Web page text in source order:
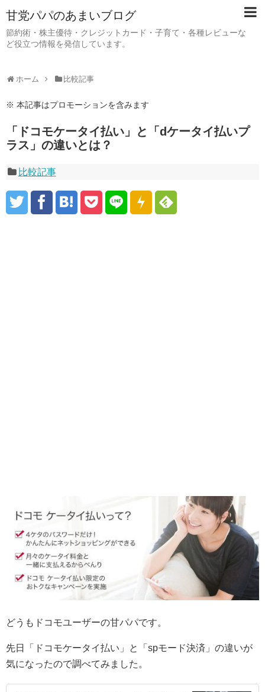
甘党パパのあまいブログ
節約術・株主優待・クレジットカード・子育て・各種レビューな
ど役立つ情報を発信しています。
ホーム 比較記事
※ 本記事はプロモーションを含みます
「ドコモケータイ払い」と「dケータイ払いプ
ラス」の違いとは？
比較記事
どうもドコモユーザーの甘パパです。
先日「ドコモケータイ払い」と「spモード決済」の違いが
気になったので調べてみました。